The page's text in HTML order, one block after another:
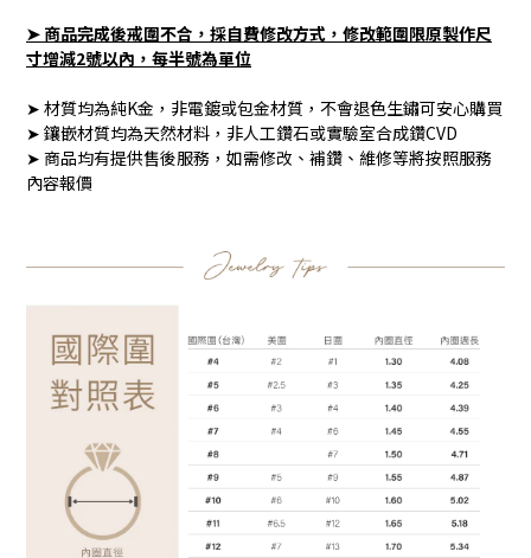
➤ 商品完成後戒圍不合，採自費修改方式，修改範圍限原製作尺
寸增減2號以內，每半號為單位
➤ 材質均為純K金，非電鍍或包金材質，不會退色生鏽可安心購買
➤ 鑲嵌材質均為天然材料，非人工鑽石或實驗室合成鑽CVD
➤ 商品均有提供售後服務，如需修改、補鑽、維修等將按照服務
內容報價